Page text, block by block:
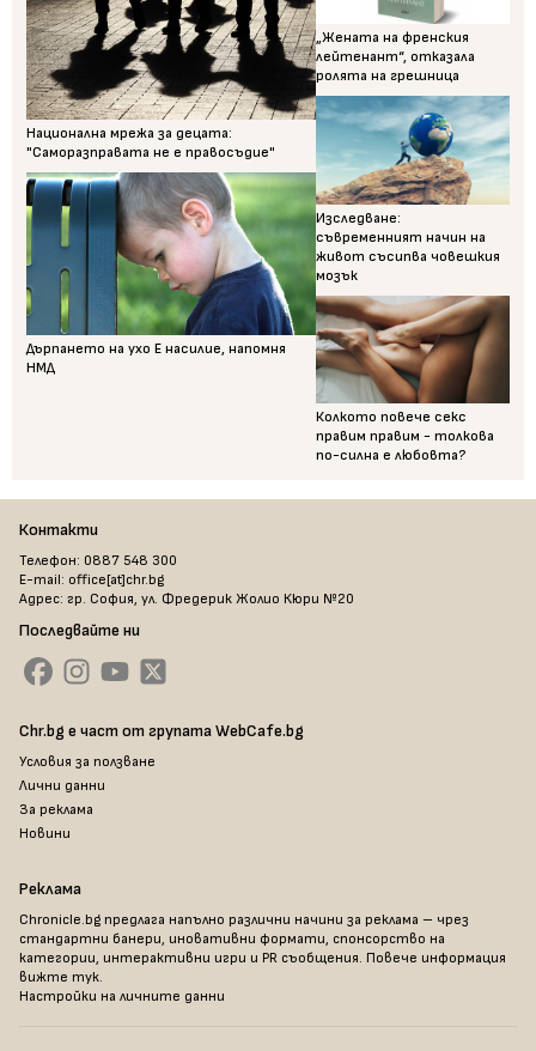
Национална мрежа за децата:
"Саморазправата не е правосъдие"
Дърпането на ухо Е насилие, напомня
НМД
„Жената на френския
лейтенант“, отказала
ролята на грешница
Изследване:
съвременният начин на
живот съсипва човешкия
мозък
Колкото повече секс
правим правим - толкова
по-силна е любовта?
Контакти
Телефон: 0887 548 300
E-mail: office[at]chr.bg
Адрес: гр. София, ул. Фредерик Жолио Кюри №20
Последвайте ни
Chr.bg е част от групата WebCafe.bg
Условия за ползване
Лични данни
За реклама
Новини
Реклама
Chronicle.bg предлага напълно различни начини за реклама – чрез
стандартни банери, иновативни формати, спонсорство на
категории, интерактивни игри и PR съобщения. Повече информация
вижте тук.
Настройки на личните данни